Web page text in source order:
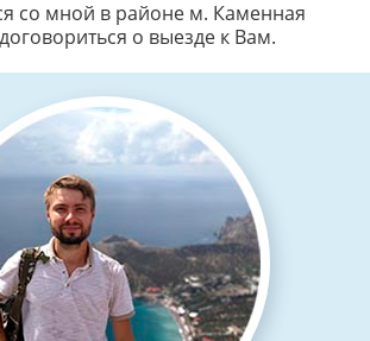
со мной в районе м. Каменная
о выезде к Вам.